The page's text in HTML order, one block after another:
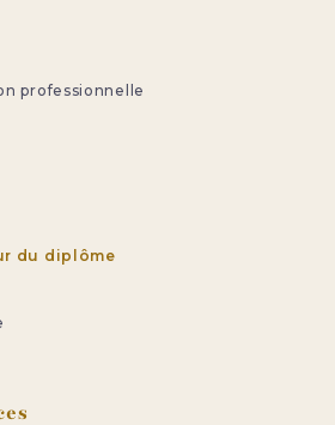
professionnelle
du diplôme